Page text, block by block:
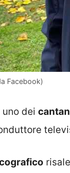
Facebook)
uno dei